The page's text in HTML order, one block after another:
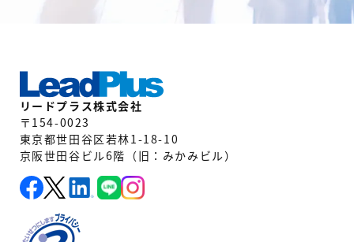
リードプラス株式会社
〒154-0023
東京都世田谷区若林1-18-10
京阪世田谷ビル6階（旧：みかみビル）